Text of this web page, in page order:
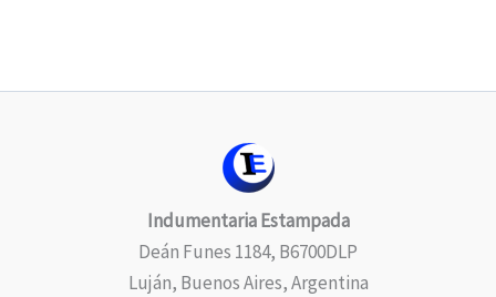
Indumentaria Estampada
Deán Funes 1184, B6700DLP
Luján, Buenos Aires, Argentina